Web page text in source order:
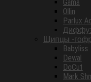
Gama
Ollin
Parlux
Щипцы -
Babyliss
Dewal
DoCut
Mark